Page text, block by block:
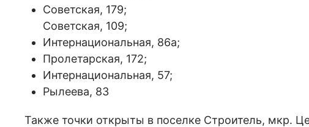
Советская, 179;
Советская, 109;
Интернациональная, 86а;
Пролетарская, 172;
Интернациональная, 57;
Рылеева, 83
Также точки открыты в поселке Строитель, мкр.